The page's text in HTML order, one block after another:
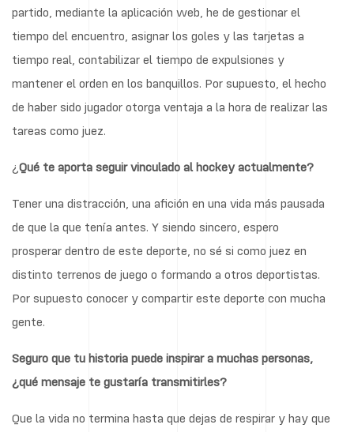
partido, mediante la aplicación web, he de gestionar el
tiempo del encuentro, asignar los goles y las tarjetas a
tiempo real, contabilizar el tiempo de expulsiones y
mantener el orden en los banquillos. Por supuesto, el hecho
de haber sido jugador otorga ventaja a la hora de realizar las
tareas como juez.
¿ Qué te aporta seguir vinculado al hockey actualmente?
Tener una distracción, una afición en una vida más pausada
de que la que tenía antes. Y siendo sincero, espero
prosperar dentro de este deporte, no sé si como juez en
distinto terrenos de juego o formando a otros deportistas.
Por supuesto conocer y compartir este deporte con mucha
gente.
Seguro que tu historia puede inspirar a muchas personas,
¿qué mensaje te gustaría transmitirles?
Que la vida no termina hasta que dejas de respirar y hay que